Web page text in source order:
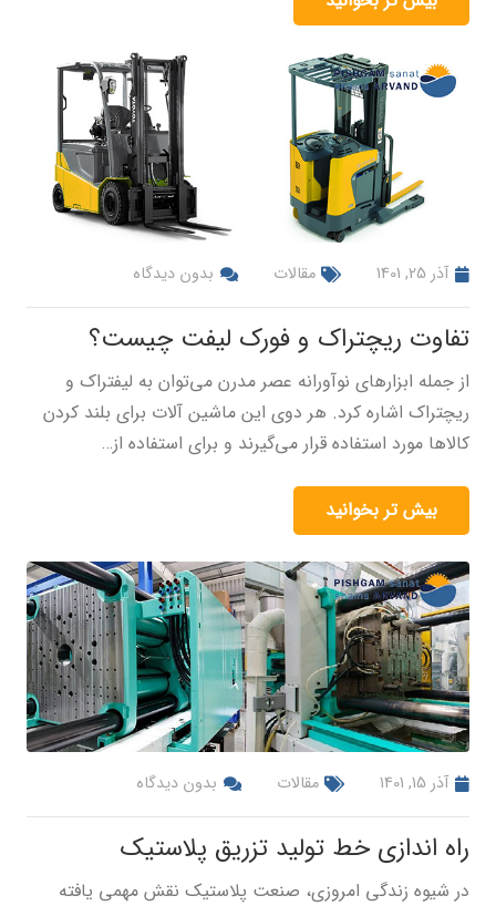
آذر 25, 1401 مقالات بدون دیدگاه
تفاوت ریچتراک و فورک لیفت چیست؟
از جمله ابزارهای نوآورانه عصر مدرن می‌توان به لیفتراک و
ریچتراک اشاره کرد. هر دوی این ماشین آلات برای بلند کردن
کالاها مورد استفاده قرار می‌گیرند و برای استفاده از…
بیش تر بخوانید
آذر 15, 1401 مقالات بدون دیدگاه
راه اندازی خط تولید تزریق پلاستیک
در شیوه زندگی امروزی، صنعت پلاستیک نقش مهمی یافته